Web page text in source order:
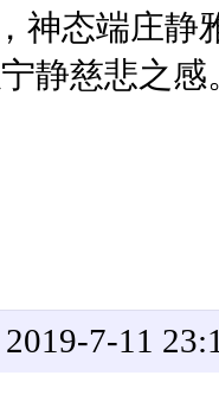
神态端庄静
静慈悲之感
7-11